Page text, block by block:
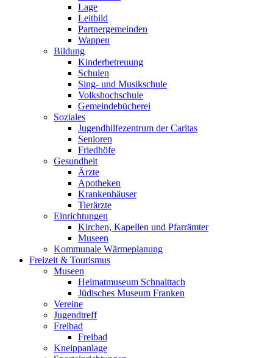
Lage
Leitbild
Partnergemeinden
Wappen
Bildung
Kinderbetreuung
Schulen
Sing- und Musikschule
Volkshochschule
Gemeindebücherei
Soziales
Jugendhilfezentrum der Caritas
Senioren
Friedhöfe
Gesundheit
Ärzte
Apotheken
Krankenhäuser
Tierärzte
Einrichtungen
Kirchen, Kapellen und Pfarrämter
Museen
Kommunale Wärmeplanung
Freizeit & Tourismus
Museen
Heimatmuseum Schnaittach
Jüdisches Museum Franken
Vereine
Jugendtreff
Freibad
Freibad
Kneippanlage